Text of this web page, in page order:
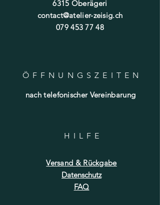
6315 Oberägeri
contact@atelier-zeisig.ch
079 453 77 48
ÖFFNUNGSZEITE N
nach telefonischer Vereinbarung
HILF E
Versand & Rückgabe
Datenschutz
FAQ